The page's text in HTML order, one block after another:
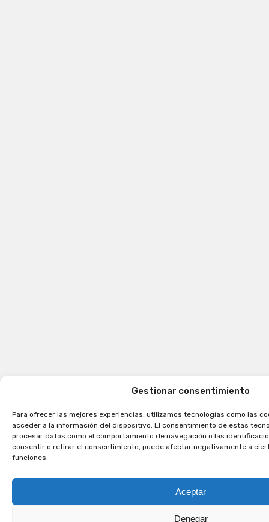
Gestionar consentimiento
Para ofrecer las mejores experiencias, utilizamos tecnologías como las
acceder a la información del dispositivo. El consentimiento de estas
procesar datos como el comportamiento de navegación o las
consentir o retirar el consentimiento, puede afectar negativamente a
funciones.
Aceptar
Denegar